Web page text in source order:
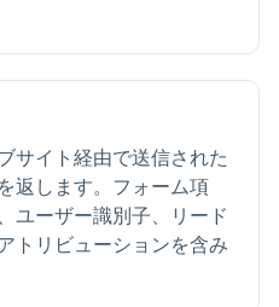
サイト経由で送信された
返します。フォーム項
ユーザー識別子、リード
トリビューションを含み